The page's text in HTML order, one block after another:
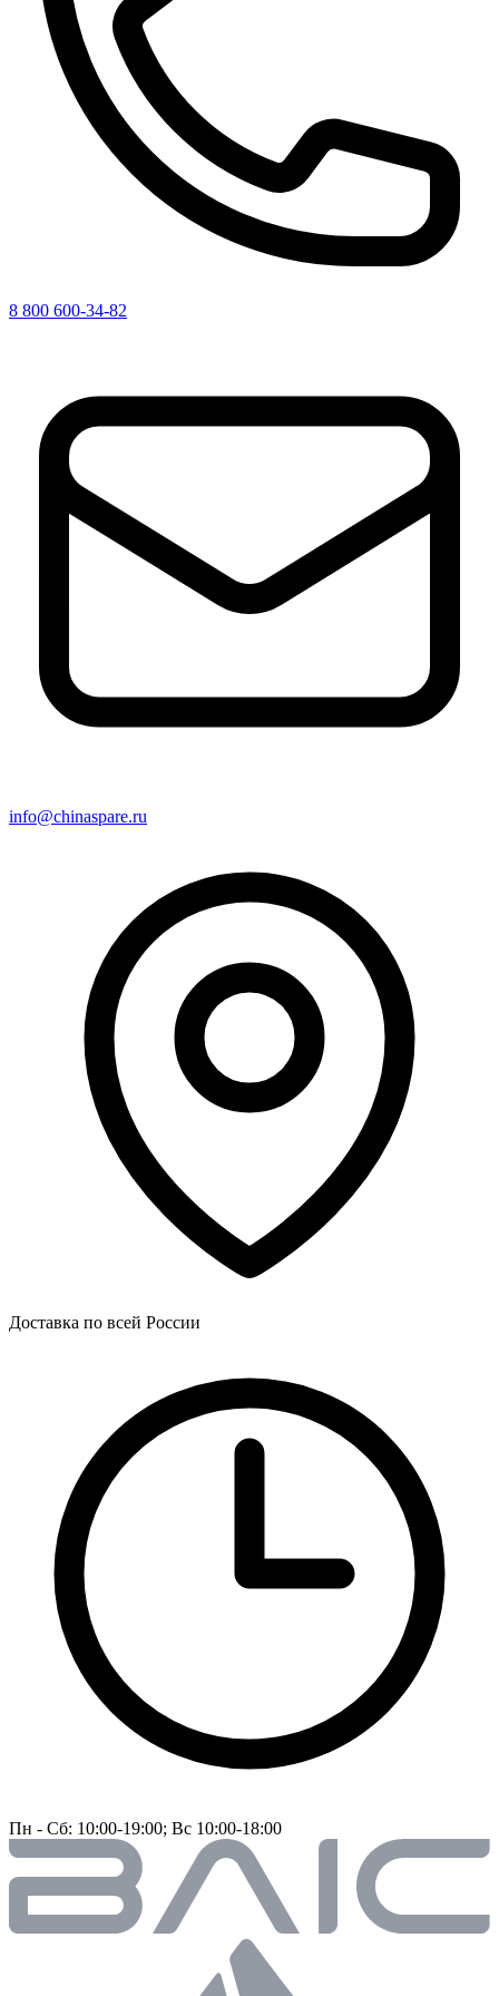
8 800 600-34-82
info@chinaspare.ru
Доставка по всей России
Пн - Сб: 10:00-19:00; Вс 10:00-18:00